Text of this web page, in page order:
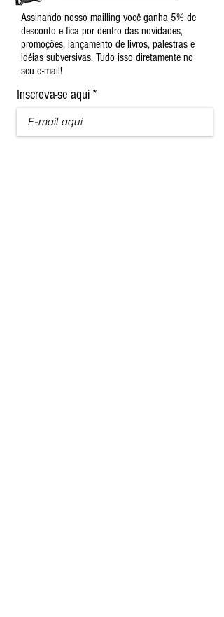
Assinando nosso mailling você ganha 5% de
desconto e fica por dentro das novidades,
promoções, lançamento de livros, palestras e
idéias subversivas. Tudo isso diretamente no
seu e-mail!
Inscreva-se aqui